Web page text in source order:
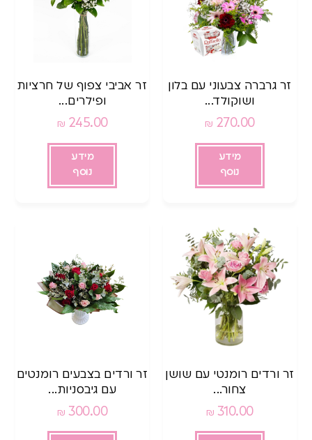
זר גרברה צבעוני עם בלון
ושוקולד...
270.00
₪
מידע
נוסף
זר אביבי צפוף של חרציות
ופילרים...
245.00
₪
מידע
נוסף
זר ורדים רומנטי עם שושן
צחור...
310.00
₪
זר ורדים בצבעים רומנטים
עם גיבסניות...
300.00
₪